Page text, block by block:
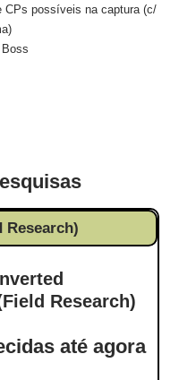
CPs possíveis na captura (c/
Research)
Research)
até agora